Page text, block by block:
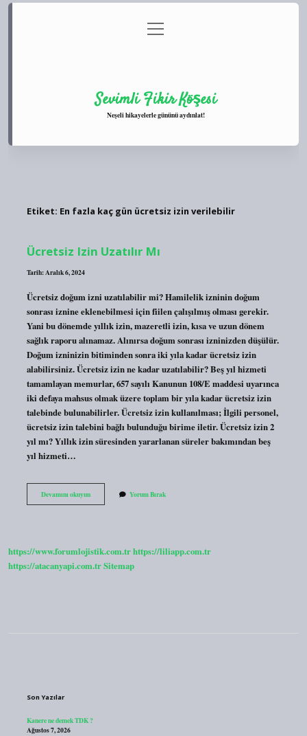
Gizlilik Politikası
menüyü
aç
Sevimli Fikir Köşesi
Neşeli hikayelerle gününü aydınlat!
Etiket: En fazla kaç gün ücretsiz izin verilebilir
Ücretsiz Izin Uzatılır Mı
Tarih: Aralık 6, 2024
Ücretsiz doğum izni uzatılabilir mi? Hamilelik izninin doğum
sonrası iznine eklenebilmesi için fiilen çalışılmış olması gerekir.
Yani bu dönemde yıllık izin, mazeretli izin, kısa ve uzun dönem
sağlık raporu alınamaz. Alınırsa doğum sonrası izninizden düşülür.
Doğum izninizin bitiminden sonra iki yıla kadar ücretsiz izin
alabilirsiniz. Ücretsiz izin ne kadar uzatılabilir? Beş yıl hizmeti
tamamlayan memurlar, 657 sayılı Kanunun 108/E maddesi uyarınca
iki defaya mahsus olmak üzere toplam bir yıla kadar ücretsiz izin
talebinde bulunabilirler. Ücretsiz izin kullanılması; İlgili personel,
ücretsiz izin talebini bağlı bulunduğu birime iletir. Ücretsiz izin 2
yıl mı? Yıllık izin süresinden yararlanan süreler bakımından beş
yıl hizmeti…
Devamını okuyunÜcretsiz
Izin
Yorum Bırak
https://www.forumlojistik.com.trhttps://liliapp.com.tr
https://atacanyapi.com.trSitemap
Son Yazılar
Kanere ne demek TDK ?
Ağustos 7, 2026